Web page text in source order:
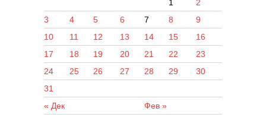
« Дек Фев »
1
2
3
4 5 6 7 8
9
10
11 12 13 14 15
16
17
18 19 20 21 22
23
24
25 26 27 28 29
30
31